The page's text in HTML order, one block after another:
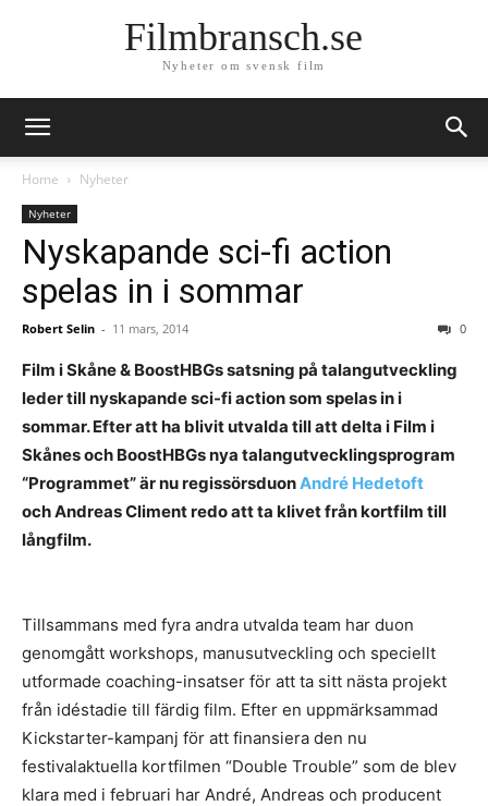
Filmbransch.se
Nyheter om svensk film
Home Nyheter
Nyheter
Nyskapande sci-fi action
spelas in i sommar
Robert Selin - 11 mars, 2014 0
Film i Skåne & BoostHBGs satsning på talangutveckling
leder till nyskapande sci-fi action som spelas in i
sommar. Efter att ha blivit utvalda till att delta i Film i
Skånes och BoostHBGs nya talangutvecklingsprogram
“Programmet” är nu regissörsduonAndré Hedetoft
ochAndreas Climent redo att ta klivet från kortfilm till
långfilm.
Tillsammans med fyra andra utvalda team har duon
genomgått workshops, manusutveckling och speciellt
utformade coaching-insatser för att ta sitt nästa projekt
från idéstadie till färdig film. Efter en uppmärksammad
Kickstarter-kampanj för att finansiera den nu
festivalaktuella kortfilmen “Double Trouble” som de blev
klara med i februari har André, Andreas och producent